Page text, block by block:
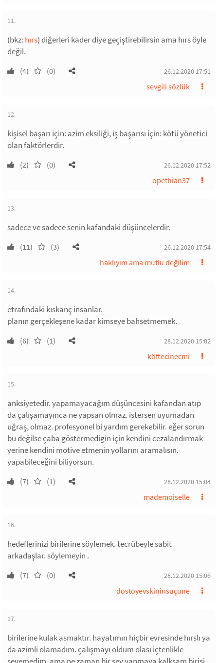
11.
(bkz: hırs) diğerleri kader diye geçiştirebilirsin ama hırs öyle
değil.
(4) (0) 26.12.2020 17:51
sevgili sözlük
12.
kişisel başarı için: azim eksiliği, iş başarısı için: kötü yönetici
olan faktörlerdir.
(2) (0) 26.12.2020 17:52
opethian37
13.
sadece ve sadece senin kafandaki düşüncelerdir.
(11) (3) 26.12.2020 17:54
haklıyım ama mutlu değilim
14.
etrafındaki kıskanç insanlar.
planın gerçekleşene kadar kimseye bahsetmemek.
(6) (1) 28.12.2020 15:02
köftecinecmi
15.
anksiyetedir. yapamayacağım düşüncesini kafandan atıp
da çalışamayınca ne yapsan olmaz. istersen uyumadan
uğraş, olmaz. profesyonel bi yardım gerekebilir. eğer sorun
bu değilse çaba göstermedigin için kendini cezalandırmak
yerine kendini motive etmenin yollarını aramalısın.
yapabileceğini biliyorsun.
(7) (1) 28.12.2020 15:04
mademoiselle
16.
hedeflerinizi birilerine söylemek. tecrübeyle sabit
arkadaşlar. söylemeyin .
(7) (0) 28.12.2020 15:06
dostoyevskininsuçune
17.
birilerine kulak asmaktır. hayatımın hiçbir evresinde hırslı ya
da azimli olamadım. çalışmayı oldum olası içtenlikle